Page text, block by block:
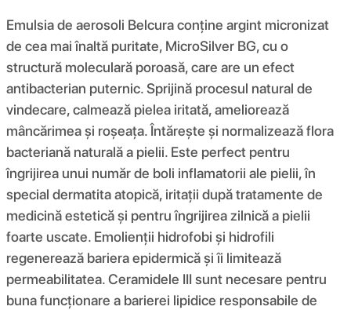
Emulsia de aerosoli Belcura conține argint micronizat
de cea mai înaltă puritate, MicroSilver BG, cu o
structură moleculară poroasă, care are un efect
antibacterian puternic. Sprijină procesul natural de
vindecare, calmează pielea iritată, ameliorează
mâncărimea și roșeața. Întărește și normalizează flora
bacteriană naturală a pielii. Este perfect pentru
îngrijirea unui număr de boli inflamatorii ale pielii, în
special dermatita atopică, iritații după tratamente de
medicină estetică și pentru îngrijirea zilnică a pielii
foarte uscate. Emolienții hidrofobi și hidrofili
regenerează bariera epidermică și îi limitează
permeabilitatea. Ceramidele III sunt necesare pentru
buna funcționare a barierei lipidice responsabile de